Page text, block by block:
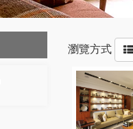
瀏覽方式